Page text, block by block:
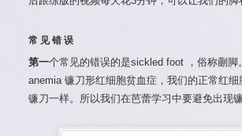
常 见 错 误
第一个常见的错误的是sickled foot ，俗称蒯
anemia 镰刀形红细胞贫血症，我们的正常红
镰刀一样。所以我们在芭蕾学习中要避免出现